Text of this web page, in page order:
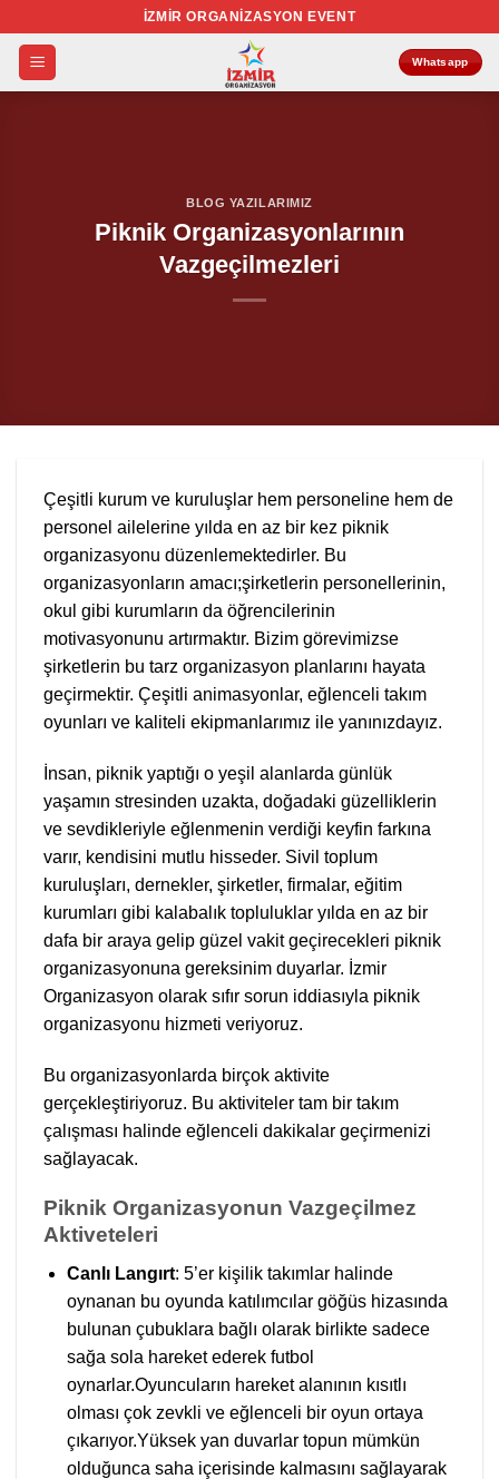
atla
İZMIR ORGANIZASYON EVENT
Whatsapp
BLOG YAZILARIMIZ
Piknik Organizasyonlarının
Vazgeçilmezleri
Çeşitli kurum ve kuruluşlar hem personeline hem de
personel ailelerine yılda en az bir kez piknik
organizasyonu düzenlemektedirler. Bu
organizasyonların amacı;şirketlerin personellerinin,
okul gibi kurumların da öğrencilerinin
motivasyonunu artırmaktır. Bizim görevimizse
şirketlerin bu tarz organizasyon planlarını hayata
geçirmektir. Çeşitli animasyonlar, eğlenceli takım
oyunları ve kaliteli ekipmanlarımız ile yanınızdayız.
İnsan, piknik yaptığı o yeşil alanlarda günlük
yaşamın stresinden uzakta, doğadaki güzelliklerin
ve sevdikleriyle eğlenmenin verdiği keyfin farkına
varır, kendisini mutlu hisseder. Sivil toplum
kuruluşları, dernekler, şirketler, firmalar, eğitim
kurumları gibi kalabalık topluluklar yılda en az bir
dafa bir araya gelip güzel vakit geçirecekleri piknik
organizasyonuna gereksinim duyarlar. İzmir
Organizasyon olarak sıfır sorun iddiasıyla piknik
organizasyonu hizmeti veriyoruz.
Bu organizasyonlarda birçok aktivite
gerçekleştiriyoruz. Bu aktiviteler tam bir takım
çalışması halinde eğlenceli dakikalar geçirmenizi
sağlayacak.
Piknik Organizasyonun Vazgeçilmez
Aktiveteleri
Canlı Langırt: 5’er kişilik takımlar halinde
oynanan bu oyunda katılımcılar göğüs hizasında
bulunan çubuklara bağlı olarak birlikte sadece
sağa sola hareket ederek futbol
oynarlar.Oyuncuların hareket alanının kısıtlı
olması çok zevkli ve eğlenceli bir oyun ortaya
çıkarıyor.Yüksek yan duvarlar topun mümkün
olduğunca saha içerisinde kalmasını sağlayarak